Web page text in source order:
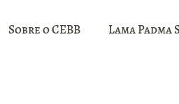
Sobre o CEBB Lama Padma